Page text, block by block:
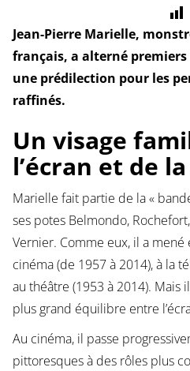
Jean-Pierre Marielle,
français, a alterné premiers
une prédilection pour les
raffinés.
Un visage
l’écran et de
Marielle fait partie de la «
ses potes Belmondo,
Vernier. Comme eux, il a
cinéma (de 1957 à 2014), à la
au théâtre (1953 à 2014). Mais
plus grand équilibre entre
Au cinéma, il passe
pittoresques à des rôles plus